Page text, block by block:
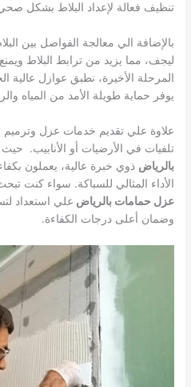
تنظيف فعالة لإعداد البلاط بشكل
بالإضافة الي معالجة الفواصل بين
ليجف، مما يزيد من ترابط البلاط
المرحلة الأخيرة، نطبق عوازل عالية
يوفر حماية طويلة الأمد من المياه
علاوة علي تقديم خدمات عزل وترميم
تلفيات في الأرضيات أو الأنابيب.
بالرياض ذوي خبرة عالية، يعملون
الأداء المثالي للسباكة. سواء كنت
عزل حمامات بالرياض علي استعداد
وضمان أعلى درجات الكفاءة.